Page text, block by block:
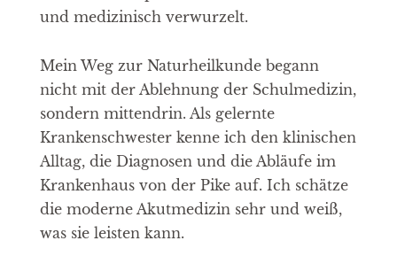
und medizinisch verwurzelt.
Mein Weg zur Naturheilkunde begann
nicht mit der Ablehnung der Schulmedizin,
sondern mittendrin. Als gelernte
Krankenschwester kenne ich den klinischen
Alltag, die Diagnosen und die Abläufe im
Krankenhaus von der Pike auf. Ich schätze
die moderne Akutmedizin sehr und weiß,
was sie leisten kann.